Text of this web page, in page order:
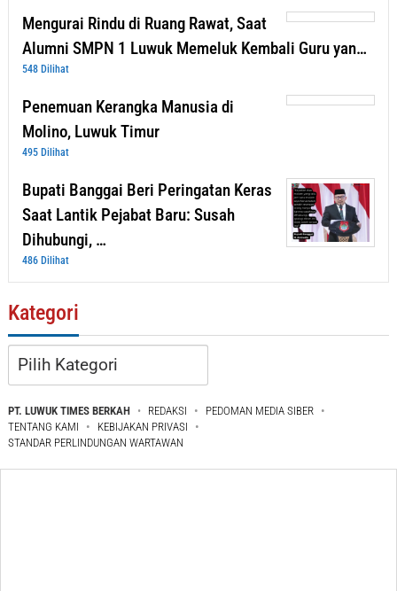
Mengurai Rindu di Ruang Rawat, Saat
Alumni SMPN 1 Luwuk Memeluk Kembali Guru yan…
548 Dilihat
Penemuan Kerangka Manusia di
Molino, Luwuk Timur
495 Dilihat
Bupati Banggai Beri Peringatan Keras
Saat Lantik Pejabat Baru: Susah
Dihubungi, …
486 Dilihat
Kategori
Kategori
PT. LUWUK TIMES BERKAH REDAKSI
PEDOMAN MEDIA SIBER
TENTANG KAMI
KEBIJAKAN PRIVASI
STANDAR PERLINDUNGAN WARTAWAN